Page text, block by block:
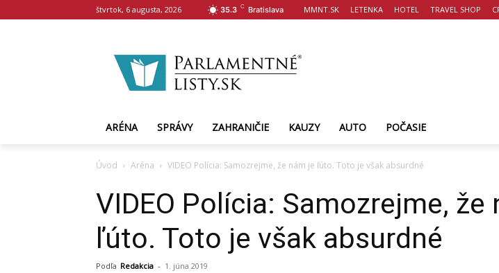
štvrtok, 6 augusta, 2026 35.3 C Bratislava MMNT.SK LETENKA HOTEL TRAVEL SHOP
ARÉNA SPRÁVY ZAHRANIČIE KAUZY AUTO POČASIE
Úvod Aréna VIDEO Polícia: Samozrejme, že nám je ľúto. Toto je však absurdné
VIDEO Polícia: Samozrejme, že
ľúto. Toto je však absurdné
Podľa Redakcia - 1. júna 2019